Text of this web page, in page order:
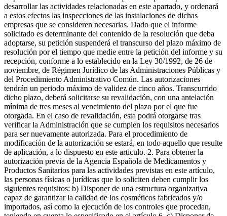
desarrollar las actividades relacionadas en este apartado, y ordenará
a estos efectos las inspecciones de las instalaciones de dichas
empresas que se consideren necesarias. Dado que el informe
solicitado es determinante del contenido de la resolución que deba
adoptarse, su petición suspenderá el transcurso del plazo máximo de
resolución por el tiempo que medie entre la petición del informe y su
recepción, conforme a lo establecido en la Ley 30/1992, de 26 de
noviembre, de Régimen Jurídico de las Administraciones Públicas y
del Procedimiento Administrativo Común. Las autorizaciones
tendrán un periodo máximo de validez de cinco años. Transcurrido
dicho plazo, deberá solicitarse su revalidación, con una antelación
mínima de tres meses al vencimiento del plazo por el que fue
otorgada. En el caso de revalidación, esta podrá otorgarse tras
verificar la Administración que se cumplen los requisitos necesarios
para ser nuevamente autorizada. Para el procedimiento de
modificación de la autorización se estará, en todo aquello que resulte
de aplicación, a lo dispuesto en este artículo. 2. Para obtener la
autorización previa de la Agencia Española de Medicamentos y
Productos Sanitarios para las actividades previstas en este artículo,
las personas físicas o jurídicas que lo soliciten deben cumplir los
siguientes requisitos: b) Disponer de una estructura organizativa
capaz de garantizar la calidad de los cosméticos fabricados y/o
importados, así como la ejecución de los controles que procedan,